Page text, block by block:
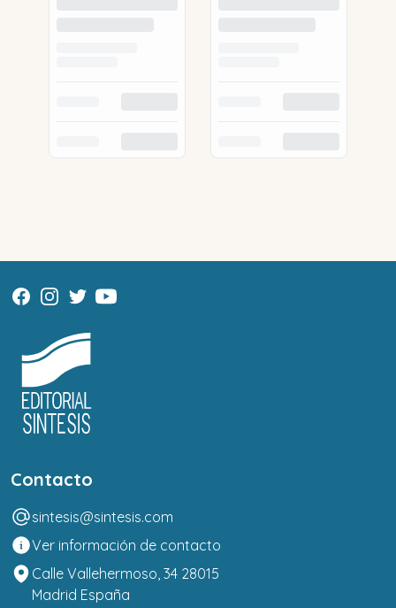
Contacto
sintesis@sintesis.com
Ver información de contacto
Calle Vallehermoso, 34 28015
Madrid España